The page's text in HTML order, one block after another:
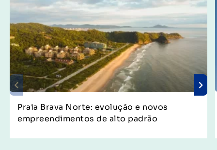
Praia Brava Norte: evolução e novos
empreendimentos de alto padrão